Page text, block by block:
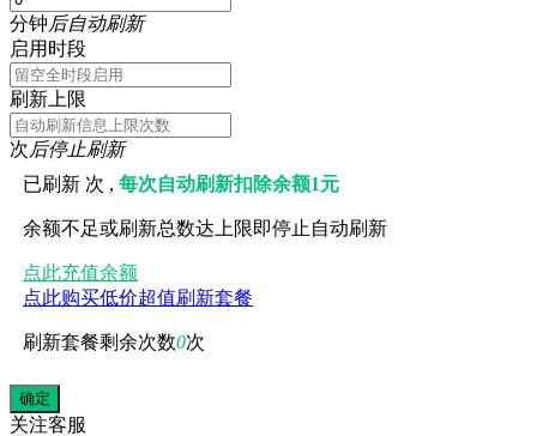
分钟后自动刷新
启用时段
刷新上限
次后停止刷新
已刷新 次 ,每次自动刷新扣除余额1元
余额不足或刷新总数达上限即停止自动刷新
点此充值余额
点此购买低价超值刷新套餐
刷新套餐剩余次数0次
关注客服